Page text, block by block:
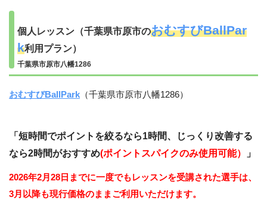
個人レッスン（千葉県市原市のおむすびBallPar
k利用プラン）
千葉県市原市八幡1286
おむすびBallPark （千葉県市原市八幡1286）
「短時間でポイントを絞るなら1時間、じっくり改善する
なら2時間がおすすめ(ポイントスパイクのみ使用可能） 」
2026年2月28日までに一度でもレッスンを受講された選手は、
3月以降も現行価格のままご利用いただけます。